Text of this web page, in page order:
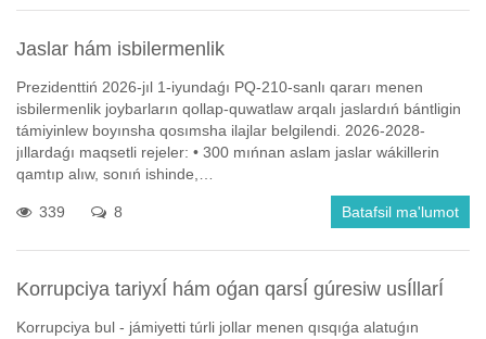
Jaslar hám isbilermenlik
Prezidenttiń 2026-jıl 1-iyundaǵı PQ-210-sanlı qararı menen
isbilermenlik joybarların qollap-quwatlaw arqalı jaslardıń bántligin
támiyinlew boyınsha qosımsha ilajlar belgilendi. 2026-2028-
jıllardaǵı maqsetli rejeler: • 300 mıńnan aslam jaslar wákillerin
qamtıp alıw, sonıń ishinde,…
339 8 Batafsil ma'lumot
Korrupciya tariyxÍ hám oǵan qarsÍ gúresiw usÍllarÍ
Korrupciya bul - jámiyetti túrli jollar menen qısqıǵa alatuǵın